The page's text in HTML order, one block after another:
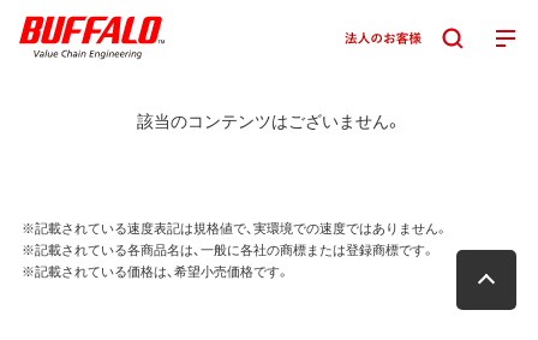
該当のコンテンツはございません。
※記載されている速度表記は規格値で、実環境での速度ではありません。
※記載されている各商品名は、一般に各社の商標または登録商標です。
※記載されている価格は、希望小売価格です。